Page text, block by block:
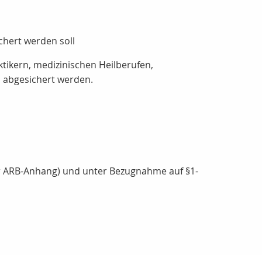
werden soll
medizinischen Heilberufen,
werden.
Anhang) und unter Bezugnahme auf §1-